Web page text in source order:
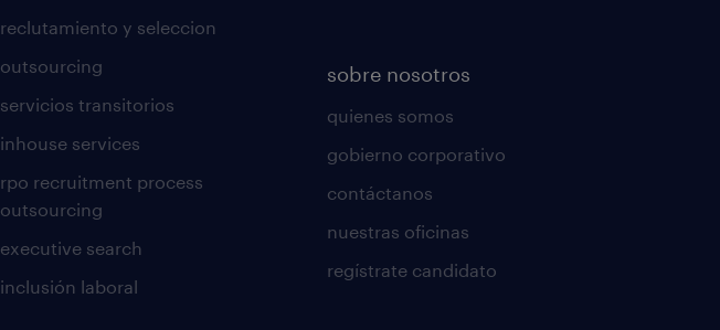
reclutamiento y seleccion
outsourcing
servicios transitorios
inhouse services
rpo recruitment process
outsourcing
executive search
inclusión laboral
sobre nosotros
quienes somos
gobierno corporativo
contáctanos
nuestras oficinas
regístrate candidato